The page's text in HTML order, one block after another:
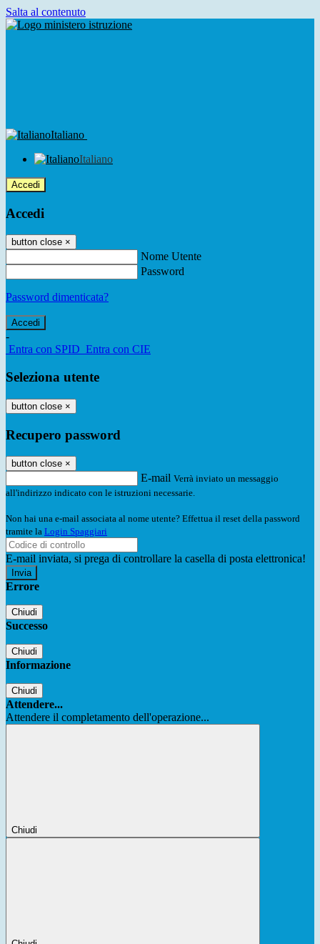
Salta al contenuto
Italiano
Italiano
Accedi
Accedi
button close ×
Nome Utente
Password
Password dimenticata?
-
Entra con SPID Entra con CIE
Seleziona utente
button close ×
Recupero password
button close ×
E-mail Verrà inviato un messaggio
all'indirizzo indicato con le istruzioni necessarie.
Non hai una e-mail associata al nome utente? Effettua il reset della password
tramite la Login Spaggiari
E-mail inviata, si prega di controllare la casella di posta elettronica!
Errore
Chiudi
Successo
Chiudi
Informazione
Chiudi
Attendere...
Attendere il completamento dell'operazione...
Chiudi